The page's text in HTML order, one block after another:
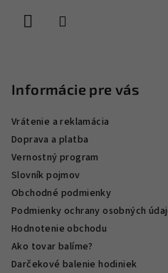
Informácie pre vás
Vrátenie a reklamácia
Doprava a platba
Vernostný program
Slovník pojmov
Obchodné podmienky
Podmienky ochrany osobných
Hodnotenie obchodu
Ako tovar balíme?
Darčekové balenie hodiniek